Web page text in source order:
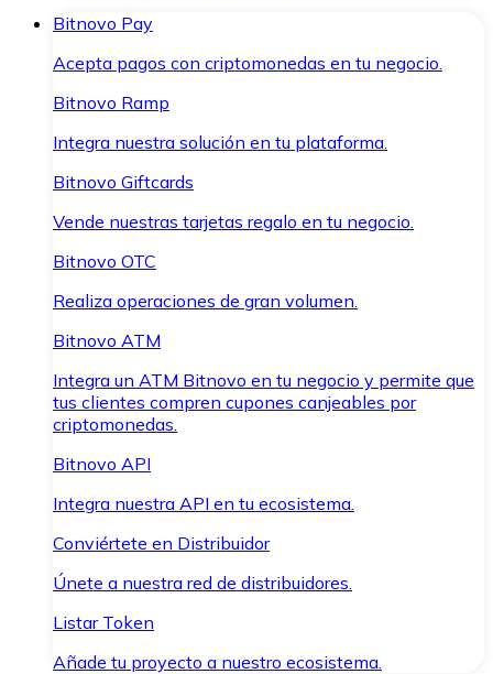
Bitnovo Pay
Acepta pagos con criptomonedas en tu negocio.
Bitnovo Ramp
Integra nuestra solución en tu plataforma.
Bitnovo Giftcards
Vende nuestras tarjetas regalo en tu negocio.
Bitnovo OTC
Realiza operaciones de gran volumen.
Bitnovo ATM
Integra un ATM Bitnovo en tu negocio y permite que
tus clientes compren cupones canjeables por
criptomonedas.
Bitnovo API
Integra nuestra API en tu ecosistema.
Conviértete en Distribuidor
Únete a nuestra red de distribuidores.
Listar Token
Añade tu proyecto a nuestro ecosistema.